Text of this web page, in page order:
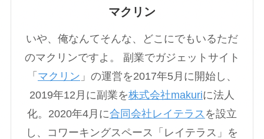
マクリン
いや、俺なんてそんな、どこにでもいるただ
のマクリンですよ。 副業でガジェットサイト
「 マクリン 」の運営を2017年5月に開始し、
2019年12月に副業を株式会社makuriに法人
化。2020年4月に合同会社レイテラス を設立
し、コワーキングスペース「レイテラス」を